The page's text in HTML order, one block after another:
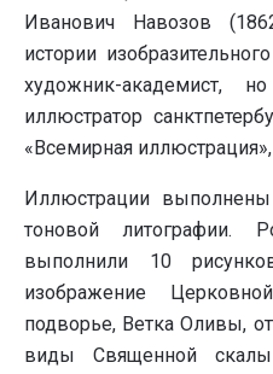
Иванович Навозов
истории
художник-академист,
иллюстратор
«Всемирная
Иллюстрации
тоновой литографии.
выполнили 10
изображение
подворье, Ветка Оливы,
виды Священной